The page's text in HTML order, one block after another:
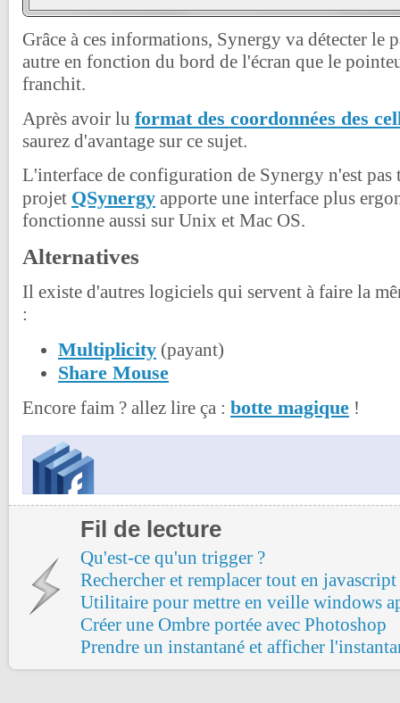
Grâce à ces informations, Synergy va détecter le
autre en fonction du bord de l'écran que le
franchit.
Après avoir lu format des coordonnées des
saurez d'avantage sur ce sujet.
L'interface de configuration de Synergy n'est pas
projet QSynergy apporte une interface plus
fonctionne aussi sur Unix et Mac OS.
Alternatives
Il existe d'autres logiciels qui servent à faire la
:
Multiplicity (payant)
Share Mouse
Encore faim ? allez lire ça : botte magique !
Fil de lecture
Qu'est-ce qu'un trigger ?
Rechercher et remplacer tout en javascript
Utilitaire pour mettre en veille windows
Créer une Ombre portée avec Photoshop
Prendre un instantané et afficher